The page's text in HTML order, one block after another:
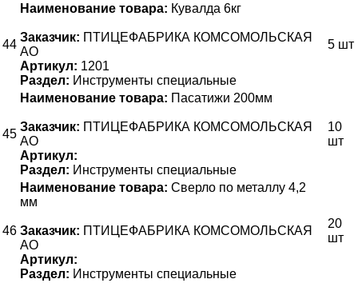
44
Наименование товара: Кувалда 6кг
Заказчик: ПТИЦЕФАБРИКА КОМСОМОЛЬСКАЯ
АО
Артикул: 1201
Раздел: Инструменты специальные
5 шт
45
Наименование товара: Пасатижи 200мм
Заказчик: ПТИЦЕФАБРИКА КОМСОМОЛЬСКАЯ
АО
Артикул:
Раздел: Инструменты специальные
10
шт
46
Наименование товара: Сверло по металлу 4,2
мм
Заказчик: ПТИЦЕФАБРИКА КОМСОМОЛЬСКАЯ
АО
Артикул:
Раздел: Инструменты специальные
20
шт